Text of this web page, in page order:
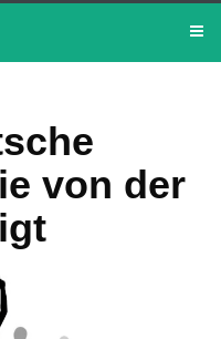
von der